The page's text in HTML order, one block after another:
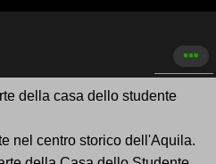
della casa dello studente
nel centro storico dell'Aquila.